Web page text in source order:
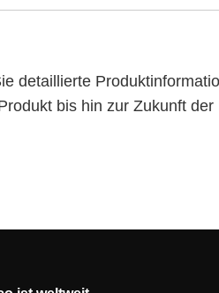
detaillierte
bis hin zur Zukunft